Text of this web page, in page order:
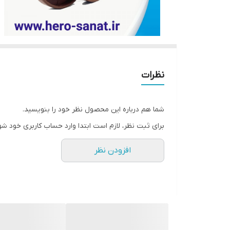
نظرات
شما هم درباره این محصول نظر خود را بنویسید.
برای ثبت نظر، لازم است ابتدا وارد حساب کاربری خود
افزودن نظر